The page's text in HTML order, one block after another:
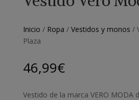
Inicio / Ropa / Vestidos y monos /
Plaza
46,99€
Vestido de la marca VERO MODA